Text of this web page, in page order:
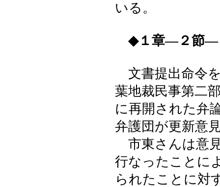
いる。
◆１章―２節―
文書提出命令
葉地裁民事第二
に再開された弁
弁護団が更新意
市東さんは意
行なったことに
られたことに対